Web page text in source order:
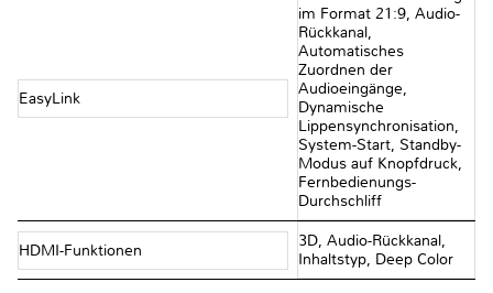
EasyLink
im Format 21:9, Audio-
Rückkanal,
Automatisches
Zuordnen der
Audioeingänge,
Dynamische
Lippensynchronisation,
System-Start, Standby-
Modus auf Knopfdruck,
Fernbedienungs-
Durchschliff
HDMI-Funktionen
3D, Audio-Rückkanal,
Inhaltstyp, Deep Color